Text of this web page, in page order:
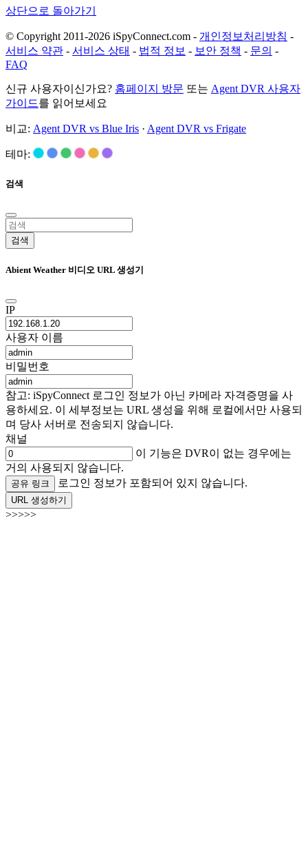
상단으로 돌아가기
© Copyright 2011-2026 iSpyConnect.com - 개인정보처리방침 -
서비스 약관 - 서비스 상태 - 법적 정보 - 보안 정책 - 문의 -
FAQ
신규 사용자이신가요? 홈페이지 방문 또는 Agent DVR 사용자
가이드를 읽어보세요
비교: Agent DVR vs Blue Iris · Agent DVR vs Frigate
테마:
검색
검색
Abient Weather 비디오 URL 생성기
IP
사용자 이름
비밀번호
참고: iSpyConnect 로그인 정보가 아닌 카메라 자격증명을 사
용하세요. 이 세부정보는 URL 생성을 위해 로컬에서만 사용되
며 당사 서버로 전송되지 않습니다.
채널
이 기능은 DVR이 없는 경우에는
거의 사용되지 않습니다.
공유 링크 로그인 정보가 포함되어 있지 않습니다.
URL 생성하기
>>>>>